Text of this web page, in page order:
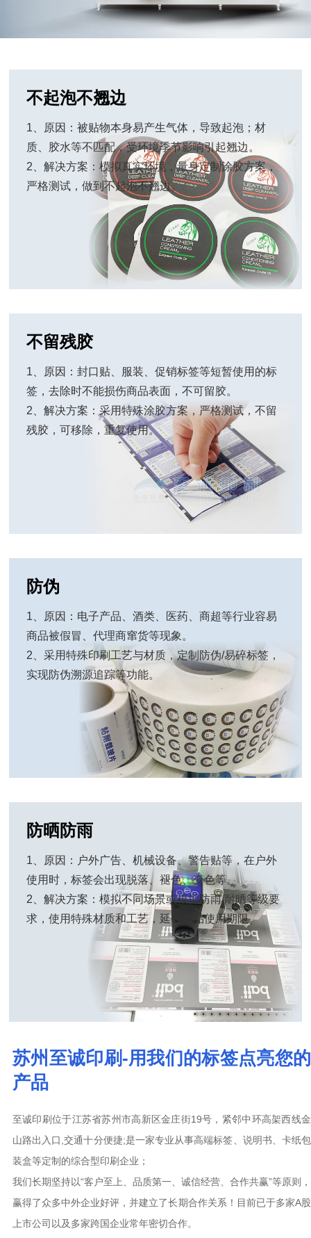
不起泡不翘边
1、原因：被贴物本身易产生气体，导致起泡；材
质、胶水等不匹配，受环境季节影响引起翘边。
2、解决方案：模拟真实环境，量身定制涂胶方案，
严格测试，做到不起泡不翘边。
不留残胶
1、原因：封口贴、服装、促销标签等短暂使用的标
签，去除时不能损伤商品表面，不可留胶。
2、解决方案：采用特殊涂胶方案，严格测试，不留
残胶，可移除，重复使用。
防伪
1、原因：电子产品、酒类、医药、商超等行业容易
商品被假冒、代理商窜货等现象。
2、采用特殊印刷工艺与材质，定制防伪/易碎标签，
实现防伪溯源追踪等功能。
防晒防雨
1、原因：户外广告、机械设备、警告贴等，在户外
使用时，标签会出现脱落、褪色、变色等。
2、解决方案：模拟不同场景或根据防雨/耐晒等级要
求，使用特殊材质和工艺，延长产品使用期限。
苏州至诚印刷-用我们的标签点亮您的
产品
至诚印刷位于江苏省苏州市高新区金庄街19号，紧邻中环高架西线金
山路出入口,交通十分便捷;是一家专业从事高端标签、说明书、卡纸包
装盒等定制的综合型印刷企业；
我们长期坚持以“客户至上、品质第一、诚信经营、合作共赢”等原则，
赢得了众多中外企业好评，并建立了长期合作关系！目前已于多家A股
上市公司以及多家跨国企业常年密切合作。